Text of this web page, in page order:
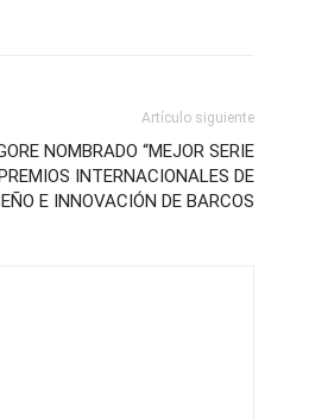
Artículo siguiente
NOMBRADO “MEJOR SERIE
INTERNACIONALES DE
E INNOVACIÓN DE BARCOS